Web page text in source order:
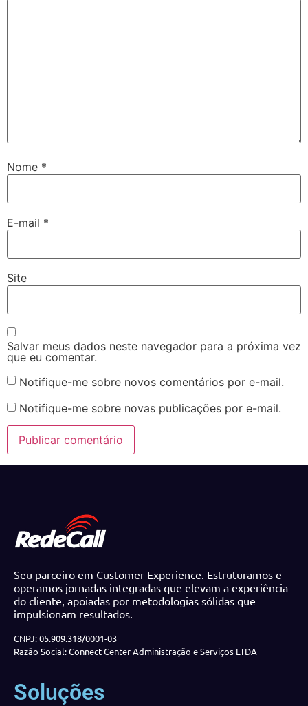
Nome *
E-mail *
Site
Salvar meus dados neste navegador para a próxima vez
que eu comentar.
Notifique-me sobre novos comentários por e-mail.
Notifique-me sobre novas publicações por e-mail.
Seu parceiro em Customer Experience. Estruturamos e
operamos jornadas integradas que elevam a experiência
do cliente, apoiadas por metodologias sólidas que
impulsionam resultados.
CNPJ: 05.909.318/0001-03
Razão Social: Connect Center Administração e Serviços LTDA
Soluções